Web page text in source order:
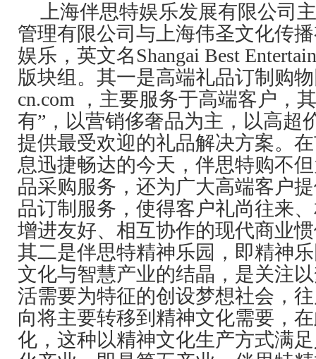
上海伴思特娱乐发展有限公司
管理有限公司与上海伟圣文化传
娱乐，英文名Shangai Best
版块组。其一是高端礼品订制购
cn.com ，主要服务于高端客户，
有”，以营销侈奢品为主，以高超
提供最受欢迎的礼品解决方案。
息迅捷畅达的今天，伴思特购不
品采购服务，还为广大高端客户
品订制服务，使得客户礼尚往来
增进友好、相互协作的现代商业
其二是伴思特精神乐园，即精神
文化与智慧产业的结晶，是关注
活需要为特征的创设梦想社会，
向将主要转移到精神文化需要，
化，这种以精神文化生产方式满